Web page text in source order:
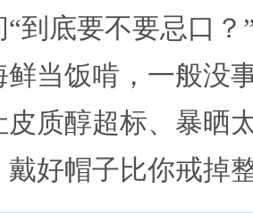
到底要不要忌口
鲜当饭啃，一般没
皮质醇超标、暴晒
戴好帽子比你戒掉